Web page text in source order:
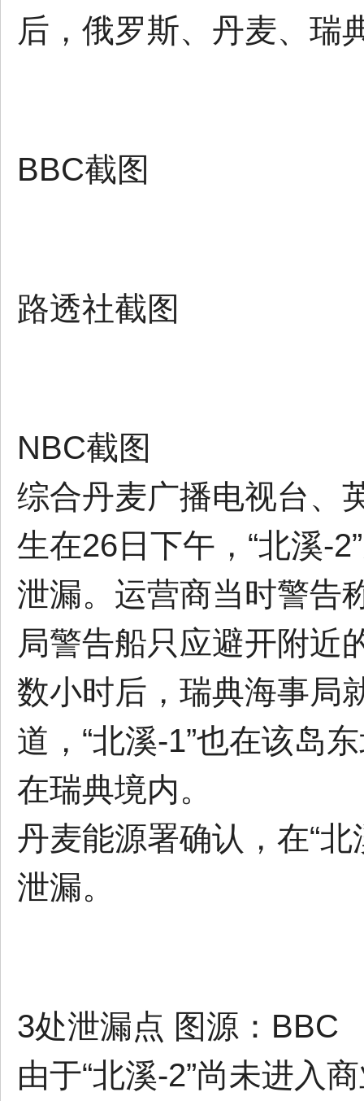
后，俄罗斯、丹麦、瑞
BBC截图
路透社截图
NBC截图
综合丹麦广播电视台、
生在26日下午，“北溪-
泄漏。运营商当时警告
局警告船只应避开附近
数小时后，瑞典海事局
道，“北溪-1”也在该岛
在瑞典境内。
丹麦能源署确认，在“
泄漏。
3处泄漏点 图源：BBC
由于“北溪-2”尚未进入